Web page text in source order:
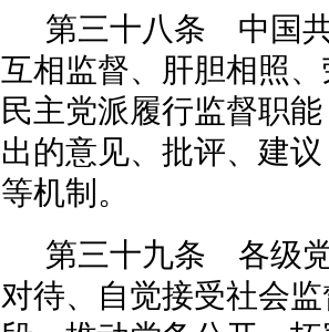
第三十八条 中国
互相监督、肝胆相照
民主党派履行监督职
出的意见、批评、建
等机制。
第三十九条 各级
对待、自觉接受社会